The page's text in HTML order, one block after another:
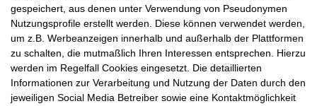
gespeichert, aus denen unter Verwendung von Pseudonymen
Nutzungsprofile erstellt werden. Diese können verwendet werden,
um z.B. Werbeanzeigen innerhalb und außerhalb der Plattformen
zu schalten, die mutmaßlich Ihren Interessen entsprechen. Hierzu
werden im Regelfall Cookies eingesetzt. Die detaillierten
Informationen zur Verarbeitung und Nutzung der Daten durch den
jeweiligen Social Media Betreiber sowie eine Kontaktmöglichkeit